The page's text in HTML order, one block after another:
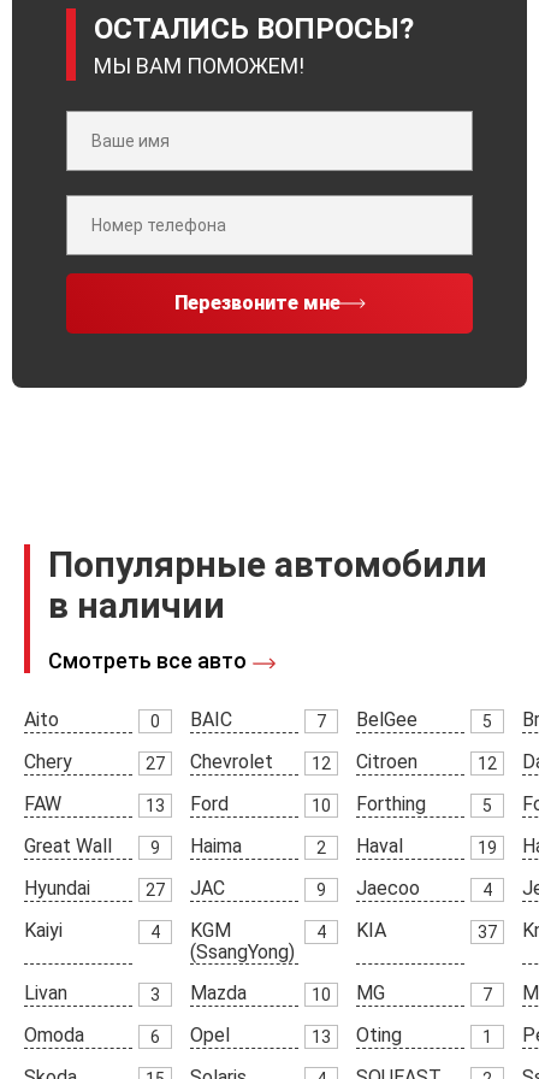
ОСТАЛИСЬ ВОПРОСЫ?
МЫ ВАМ ПОМОЖЕМ!
Перезвоните мне
Популярные автомобили
в наличии
Смотреть все авто
Aito 0 BAIC 7 BelGee 5
Chery
27 Chevrolet 12 Citroen 12
FAW
13 Ford 10 Forthing 5
Great Wall
9 Haima 2 Haval 19
Hyundai
27 JAC 9 Jaecoo 4
Kaiyi
4
KGM
(SsangYong)
4 KIA 37
Livan 3 Mazda 10 MG 7
Omoda
6 Opel 13 Oting 1